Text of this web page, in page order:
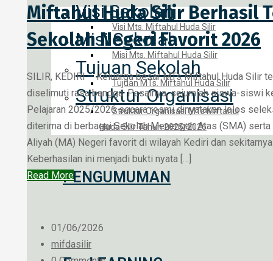
Visi Sekolah
Visi Mts. Miftahul Huda Silir
Misi Sekolah
Misi Mts. Miftahul Huda Silir
Tujuan Sekolah
Tujuan MTs. Miftahul Huda Silir
Struktur Organisasi
Struktur Organisasi MTs Miftahul
Huda Silir Tahun 2025/2026
PENGUMUMAN
Miftahul Huda Silir Berhasil
Sekolah Negeri Favorit 2026
SILIR, KEDIRI – Keluarga besar MTs Miftahul Huda Silir
diselimuti rasa bangga. Pasalnya, sejumlah siswa-siswi
Pelajaran 2025/2026 secara resmi dinyatakan lolos
diterima di berbagai Sekolah Menengah Atas (SMA) serta
Aliyah (MA) Negeri favorit di wilayah Kediri dan sekitarnya.
Keberhasilan ini menjadi bukti nyata […]
Read More
01/06/2026
mifdasilir